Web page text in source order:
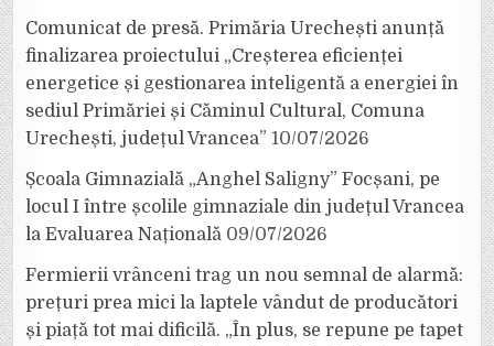
Comunicat de presă. Primăria Urechești anunță
finalizarea proiectului „Creșterea eficienței
energetice și gestionarea inteligentă a energiei în
sediul Primăriei și Căminul Cultural, Comuna
Urechești, județul Vrancea” 10/07/2026
Școala Gimnazială „Anghel Saligny” Focșani, pe
locul I între școlile gimnaziale din județul Vrancea
la Evaluarea Națională 09/07/2026
Fermierii vrânceni trag un nou semnal de alarmă:
prețuri prea mici la laptele vândut de producători
și piață tot mai dificilă. „În plus, se repune pe tapet